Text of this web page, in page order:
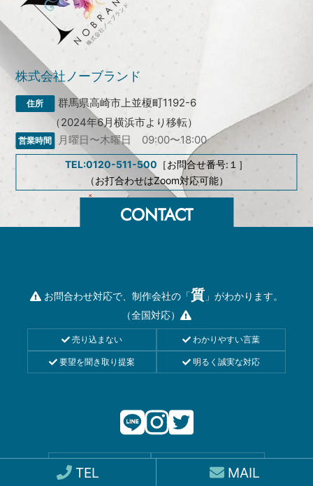
株式会社ノーブランド
群馬県高崎市上並榎町1192-6
（2024年6月横浜市より移転）
月曜日〜木曜日 09:00〜18:00
TEL:0120-511-500 ［お問合せ番号:１］
（お打合わせはZoom対応可能）
お問合わせ対応で、制作会社の「質 」がわかります。
（全国対応）
売り込まない わかりやすい言葉
要望を聞き取り提案 明るく誠実な対応
見積依頼 お問合わせ
TEL MAIL